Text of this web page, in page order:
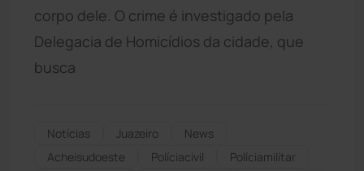
corpo dele. O crime é investigado pela
Delegacia de Homicídios da cidade, que
busca
Notícias Juazeiro
News
Acheisudoeste
Políciacivil
Políciamilitar